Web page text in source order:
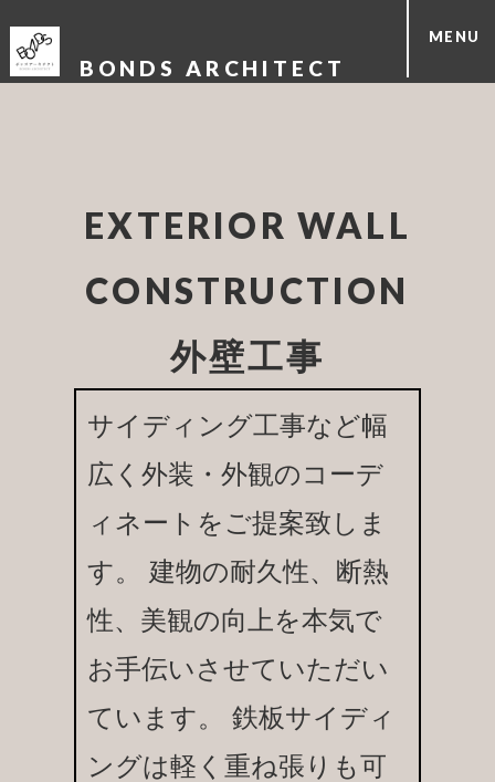
BONDS ARCHITECT
EXTERIOR WALL
CONSTRUCTION
外壁工事
サイディング工事など幅
広く外装・外観のコーデ
ィネートをご提案致しま
す。 建物の耐久性、断熱
性、美観の向上を本気で
お手伝いさせていただい
ています。 鉄板サイディ
ングは軽く重ね張りも可
MENU